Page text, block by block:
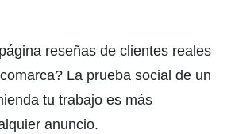
reseñas de clientes reales
La prueba social de un
tu trabajo es más
anuncio.